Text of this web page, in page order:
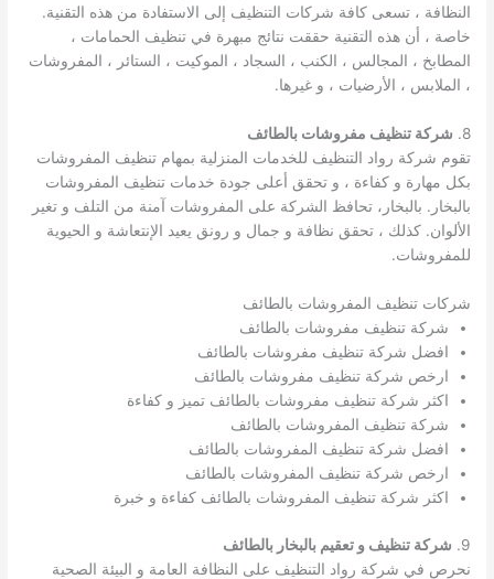
النظافة ، تسعى كافة شركات التنظيف إلى الاستفادة من هذه التقنية.
خاصة ، أن هذه التقنية حققت نتائج مبهرة في تنظيف الحمامات ،
المطابخ ، المجالس ، الكنب ، السجاد ، الموكيت ، الستائر ، المفروشات
، الملابس ، الأرضيات ، و غيرها.
8.
شركة تنظيف مفروشات بالطائف
تقوم شركة رواد التنظيف للخدمات المنزلية بمهام تنظيف المفروشات
بكل مهارة و كفاءة ، و تحقق أعلى جودة خدمات تنظيف المفروشات
بالبخار. بالبخار، تحافظ الشركة على المفروشات آمنة من التلف و تغير
الألوان. كذلك ، تحقق نظافة و جمال و رونق يعيد الإنتعاشة و الحيوية
للمفروشات.
شركات تنظيف المفروشات بالطائف
شركة تنظيف مفروشات بالطائف
افضل شركة تنظيف مفروشات بالطائف
ارخص شركة تنظيف مفروشات بالطائف
اكثر شركة تنظيف مفروشات بالطائف تميز و كفاءة
شركة تنظيف المفروشات بالطائف
افضل شركة تنظيف المفروشات بالطائف
ارخص شركة تنظيف المفروشات بالطائف
اكثر شركة تنظيف المفروشات بالطائف كفاءة و خبرة
9.
شركة تنظيف و تعقيم بالبخار بالطائف
نحرص في شركة رواد التنظيف على النظافة العامة و البيئة الصحية